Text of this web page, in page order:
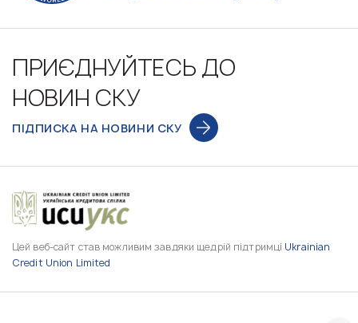
ПРИЄДНУЙТЕСЬ ДО
НОВИН СКУ
ПІДПИСКА НА НОВИНИ СКУ
Цей веб-сайт став можливим завдяки щедрій підтримці Ukrainian
Credit Union Limited